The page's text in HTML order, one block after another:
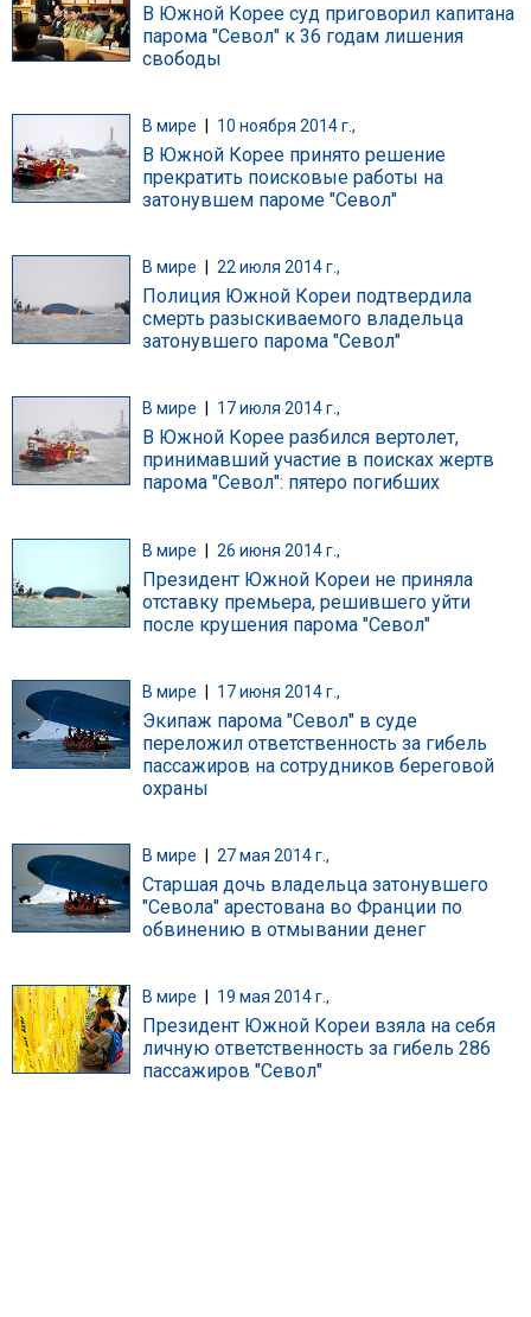
В Южной Корее суд приговорил капитана
парома "Севол" к 36 годам лишения
свободы
В мире 10 ноября 2014 г.,
В Южной Корее принято решение
прекратить поисковые работы на
затонувшем пароме "Севол"
В мире 22 июля 2014 г.,
Полиция Южной Кореи подтвердила
смерть разыскиваемого владельца
затонувшего парома "Севол"
В мире 17 июля 2014 г.,
В Южной Корее разбился вертолет,
принимавший участие в поисках жертв
парома "Севол": пятеро погибших
В мире | 26 июня 2014 г.,
Президент Южной Кореи не приняла
отставку премьера, решившего уйти
после крушения парома "Севол"
В мире 17 июня 2014 г.,
Экипаж парома "Севол" в суде
переложил ответственность за гибель
пассажиров на сотрудников береговой
охраны
В мире 27 мая 2014 г.,
Старшая дочь владельца затонувшего
"Севола" арестована во Франции по
обвинению в отмывании денег
В мире 19 мая 2014 г.,
Президент Южной Кореи взяла на себя
личную ответственность за гибель 286
пассажиров "Севол"